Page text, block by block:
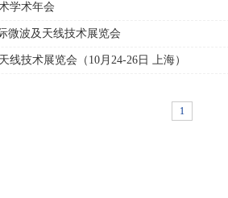
学术年会
微波及天线技术展览会
技术展览会（10月24-26日 上海）
1